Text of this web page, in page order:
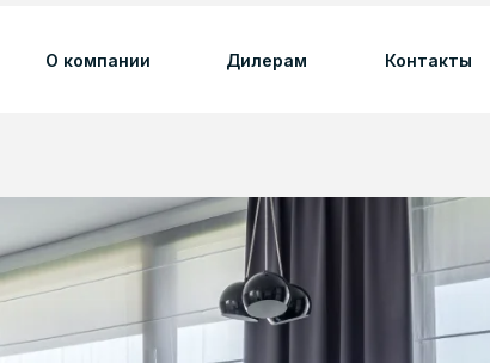
Контакты
Дилерам
О компании